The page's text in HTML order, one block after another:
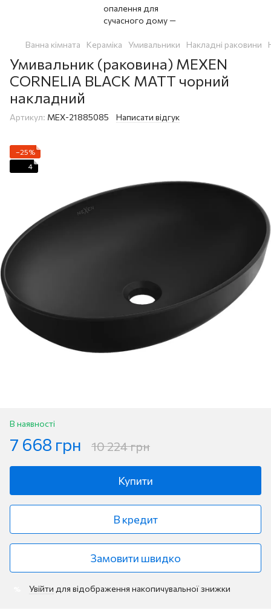
Ванна кімната Кераміка Умивальники Накладні раковини
Умивальник (раковина) MEXEN
CORNELIA BLACK MATT чорний
накладний
Артикул: MEX-21885085 Написати відгук
−25%
4
В наявності
7 668 грн 10 224 грн
Купити
В кредит
Замовити швидко
Увійти для відображення накопичувальної знижки